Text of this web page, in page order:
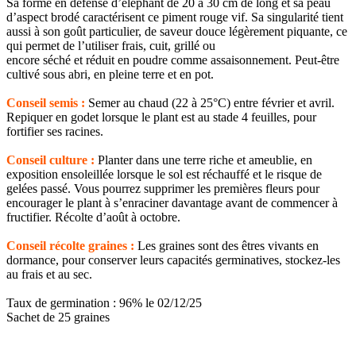
d’aspect brodé caractérisent ce piment rouge vif. Sa singularité tient
aussi à son goût particulier, de saveur douce légèrement piquante, ce
qui permet de l’utiliser frais, cuit, grillé ou
encore séché et réduit en poudre comme assaisonnement. Peut-être
cultivé sous abri, en pleine terre et en pot.
Conseil semis : Semer au chaud (22 à 25°C) entre février et avril.
Repiquer en godet lorsque le plant est au stade 4 feuilles, pour
fortifier ses racines.
Conseil culture : Planter dans une terre riche et ameublie, en
exposition ensoleillée lorsque le sol est réchauffé et le risque de
gelées passé. Vous pourrez supprimer les premières fleurs pour
encourager le plant à s’enraciner davantage avant de commencer à
fructifier. Récolte d’août à octobre.
Conseil récolte graines : Les graines sont des êtres vivants en
dormance, pour conserver leurs capacités germinatives, stockez-les
au frais et au sec.
Taux de germination : 96% le 02/12/25
Sachet de 25 graines